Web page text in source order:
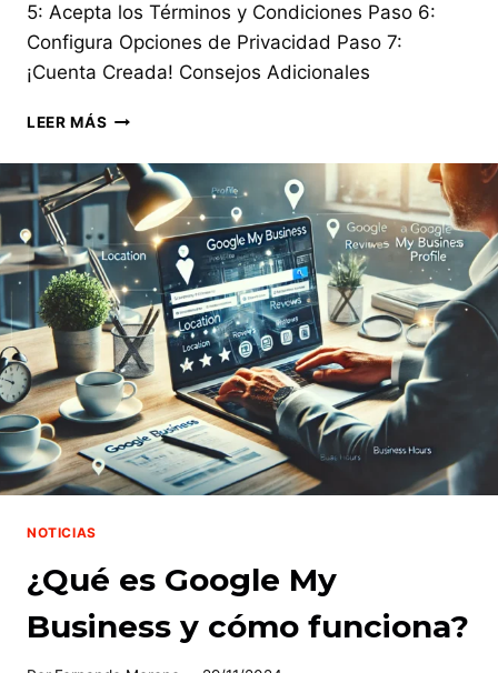
5: Acepta los Términos y Condiciones Paso 6:
Configura Opciones de Privacidad Paso 7:
¡Cuenta Creada! Consejos Adicionales
LEER MÁS CÓMO
UNA
CUENTA
DE
GOOGLE
DESDE
CERO
NOTICIAS
¿Qué es Google My
Business y cómo funciona?